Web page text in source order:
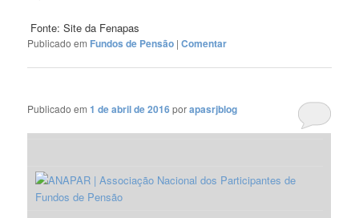
Fonte: Site da Fenapas
Publicado em Fundos de Pensão |Comentar
Publicado em1 de abril de 2016porapasrjblog